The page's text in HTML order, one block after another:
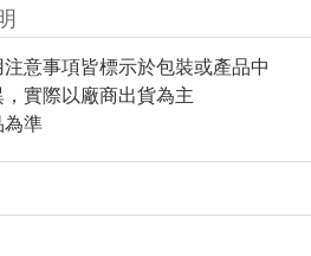
意事項皆標示於包裝或產品中
實際以廠商出貨為主
準